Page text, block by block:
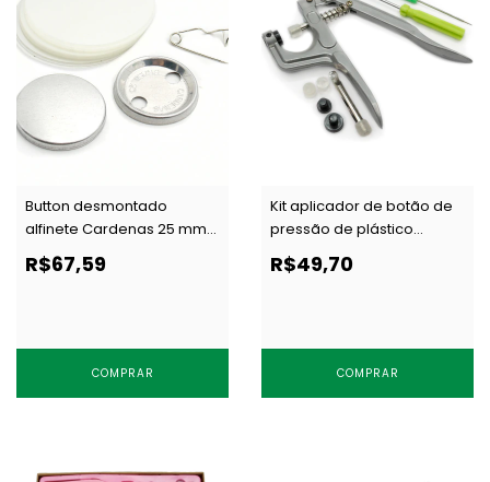
Button desmontado
alfinete Cardenas 25 mm
c/ 100 un
R$67,59
COMPRAR
Kit aplicador de botão de
pressão de plástico
Kasmaq TL-065 c/ 1 un
R$49,70
COMPRAR